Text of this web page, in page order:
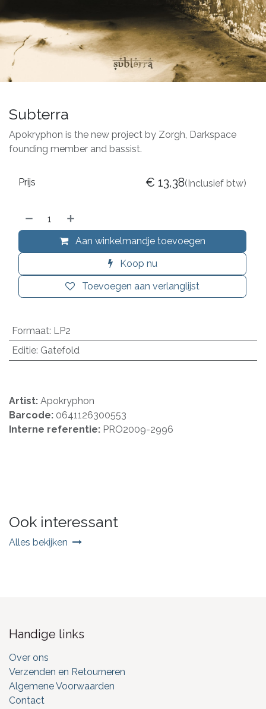
Subterra
Apokryphon is the new project by Zorgh, Darkspace
founding member and bassist.
Aan winkelmandje toevoegen
Koop nu
Toevoegen aan verlanglijst
Prijs € 13,38(Inclusief btw)
Formaat: LP2
Editie: Gatefold
Artist: Apokryphon
Barcode: 0641126300553
Interne referentie: PRO2009-2996
Ook interessant
Alles bekijken
Handige links
Over ons
Verzenden en Retourneren
Algemene Voorwaarden
Contact